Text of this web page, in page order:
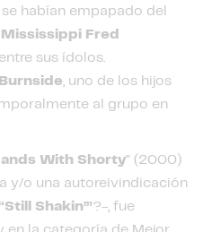
habían empapado del
Mississippi Fred
entre sus ídolos.
, uno de los hijos
al grupo en
With Shorty” (2000)
y/o una autoreivindicación
Shakin’”?-, fue